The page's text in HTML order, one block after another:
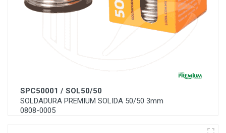
SPC50001 / SOL50/50
SOLDADURA PREMIUM SOLIDA 50/50 3mm
0808-0005